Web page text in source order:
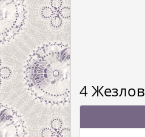
4 Жезлов